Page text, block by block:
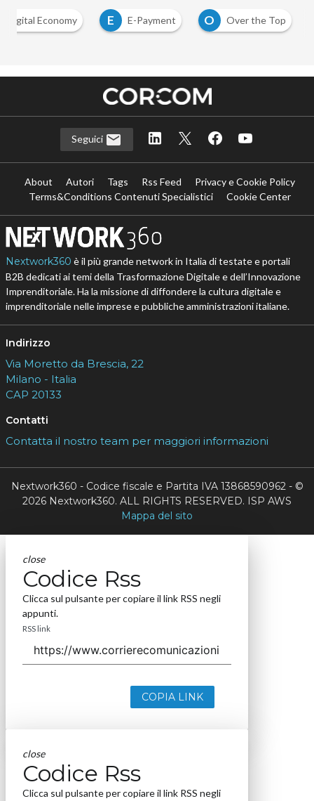
Digital Economy E E-Payment O Over the Top
Seguici
About Autori Tags Rss Feed
Privacy e Cookie Policy
Terms&Conditions Contenuti Specialistici
Cookie Center
Nextwork360 è il più grande network in Italia di testate e portali
B2B dedicati ai temi della Trasformazione Digitale e dell’Innovazione
Imprenditoriale. Ha la missione di diffondere la cultura digitale e
imprenditoriale nelle imprese e pubbliche amministrazioni italiane.
Indirizzo
Via Moretto da Brescia, 22
Milano - Italia
CAP 20133
Contatti
Contatta il nostro team per maggiori informazioni
Nextwork360 - Codice fiscale e Partita IVA 13868590962 - ©
2026 Nextwork360. ALL RIGHTS RESERVED. ISP AWS
Mappa del sito
close
Codice Rss
Clicca sul pulsante per copiare il link RSS negli
appunti.
RSS link
COPIA LINK
close
Codice Rss
Clicca sul pulsante per copiare il link RSS negli